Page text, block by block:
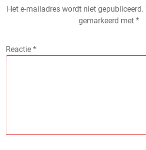
Het e-mailadres wordt niet gepubliceerd.
gemarkeerd met *
Reactie *